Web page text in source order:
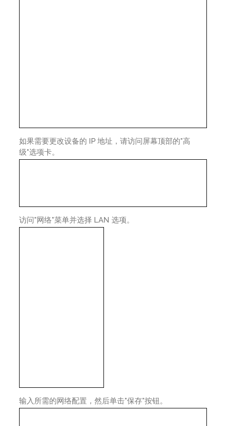
如果需要更改设备的 IP 地址，请访问屏幕顶部的"高
级"选项卡。
访问"网络"菜单并选择 LAN 选项。
输入所需的网络配置，然后单击"保存"按钮。